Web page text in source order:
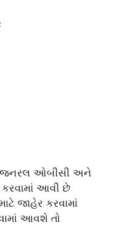
જનરલ ઓબીસી અને
કરવામાં આવી છે
જાહેર કરવામાં
આવશે તો